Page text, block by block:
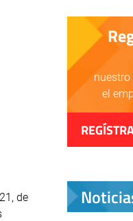
de
el